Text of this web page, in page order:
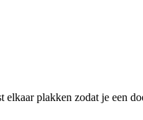
plakken zodat je een